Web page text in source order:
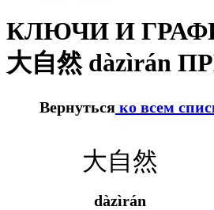
КЛЮЧИ И
大自然 dàzìrán
Вернуться ко всем
大自然
dàzìrán